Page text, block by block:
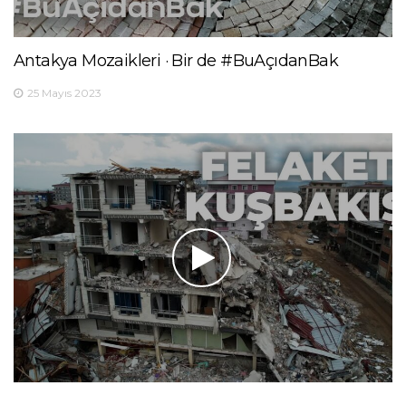
Antakya Mozaikleri · Bir de #BuAçıdanBak
25 Mayıs 2023